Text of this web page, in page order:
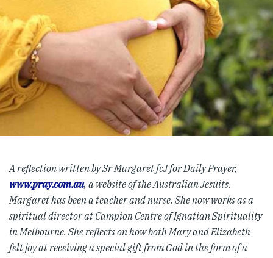
A reflection written by Sr Margaret fcJ for Daily Prayer,
www.pray.com.au, a website of the Australian Jesuits.
Margarethas been a teacher and nurse. She now works as a
spiritual director at Campion Centre of Ignatian Spirituality
in Melbourne. She reflects on how both Mary and Elizabeth
felt joy at receiving a special gift from God in the form of a